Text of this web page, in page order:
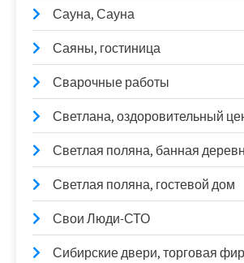
Сауна, Сауна
Саяны, гостиница
Сварочные работы
Светлана, оздоровительный
Светлая поляна, банная
Светлая поляна, гостевой дом
Свои Люди-СТО
Сибирские двери, торговая